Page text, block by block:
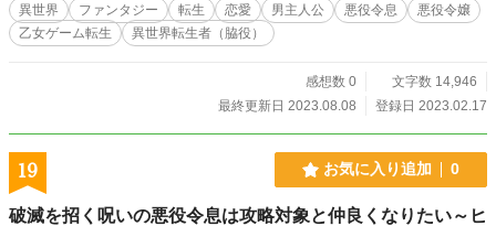
異世界 ファンタジー 転生 恋愛 男主人公 悪役令息
悪役令嬢
乙女ゲーム転生
異世界転生者（脇役）
感想数 0
文字数 14,946
最終更新日 2023.08.08
登録日 2023.02.17
19 お気に入り追加 0
破滅を招く呪いの悪役令息は攻略対象と仲良くなりたい～ヒ